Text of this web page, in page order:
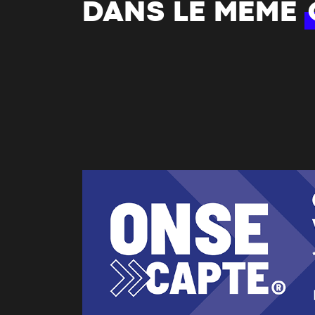
DANS LE MÊME